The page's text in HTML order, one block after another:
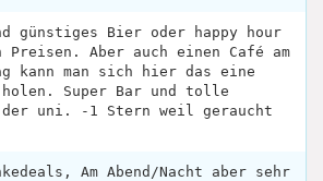
günstiges Bier oder happy hour
Aber auch einen Café am
kann man sich hier das eine
holen. Super Bar und tolle
uni. -1 Stern weil geraucht
Am Abend/Nacht aber sehr